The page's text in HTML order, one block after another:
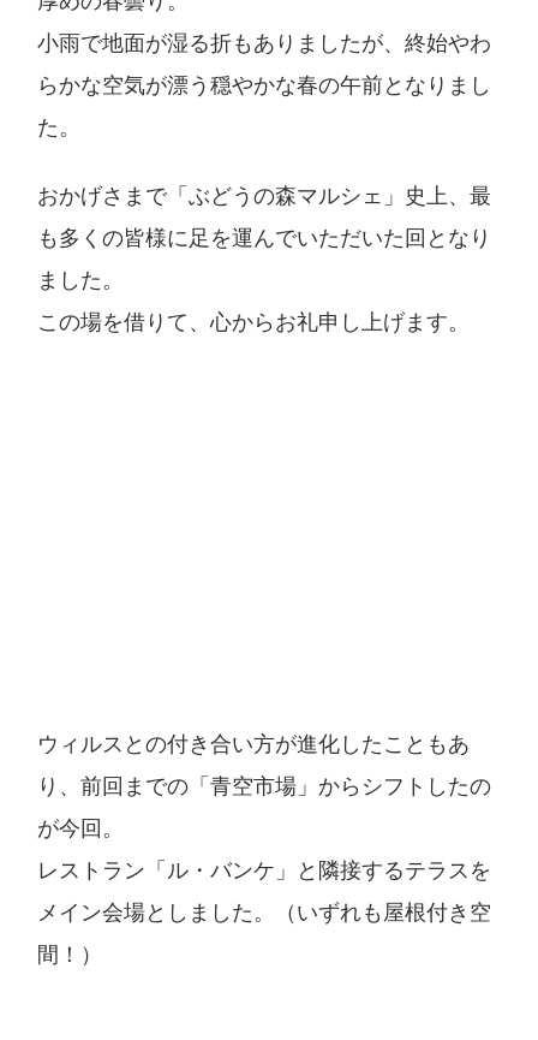
小雨で地面が湿る折もありましたが、終始やわ
らかな空気が漂う穏やかな春の午前となりまし
た。
おかげさまで「ぶどうの森マルシェ」史上、最
も多くの皆様に足を運んでいただいた回となり
ました。
この場を借りて、心からお礼申し上げます。
ウィルスとの付き合い方が進化したこともあ
り、前回までの「青空市場」からシフトしたの
が今回。
レストラン「ル・バンケ」と隣接するテラスを
メイン会場としました。（いずれも屋根付き空
間！）